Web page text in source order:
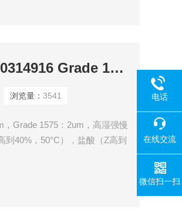
10314753 10314844WHATMAN 10314916 Grade 1575技术应用滤纸200mm
浏览量：3541
Grade 1575：2um，高湿强慢
40%，50°C），盐酸（Z高到
电话
在线交流
微信扫一扫